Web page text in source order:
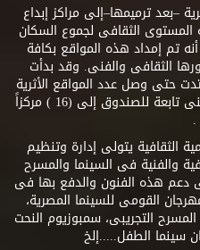
–بعد ترميمها–إلى مراكز إبداع
الثقافى لجموع السكان
تم إمداد هذه المواقع بكافة
الثقافى والفنى. وقد بدأت
وامتدت حتى وصل عدد المواقع الأثرية
التى تم تحويلها إلى مراكز إبداع فنى تابعة للصندوق إلى (16 ) مركزاً
الثقافية يتولى إدارة وتنظيم
والفنية فى السينما والمسرح
دعم هذه الفنون والدفع بها فى
القومى للسينما المصرية،
التجريبى، سمبوزيوم النحت
سينما الطفل.....إلخ